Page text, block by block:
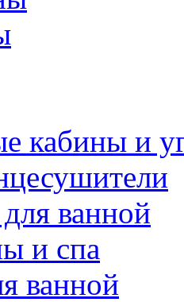
кабины и
ванной
и спа
ванной